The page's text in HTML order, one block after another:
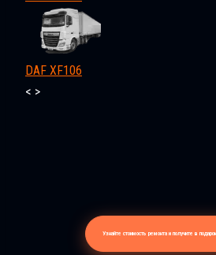
DAF XF106
< >
Узнайте стоимость ремонта и получите в